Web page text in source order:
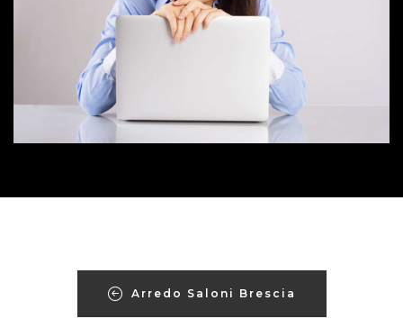
Arredo Saloni Brescia